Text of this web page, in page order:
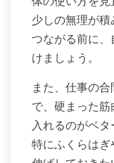
少しの無理が
つながる前に
けましょう。
また、仕事の
で、硬まった
入れるのがベタ
特にふくらは